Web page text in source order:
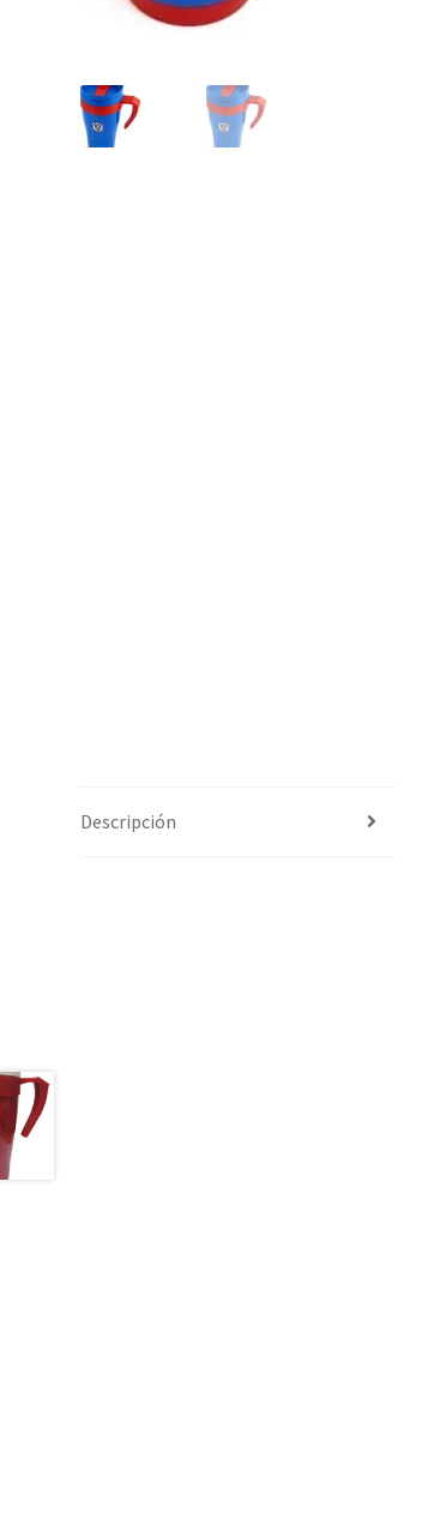
Descripción